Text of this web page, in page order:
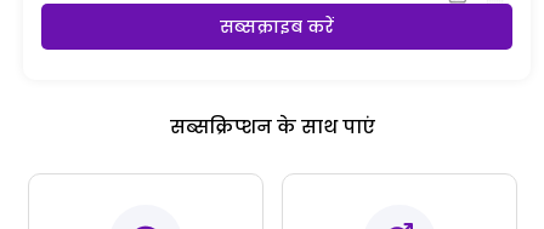
सब्सक्राइब करें
सब्सक्रिप्शन के साथ पाएं